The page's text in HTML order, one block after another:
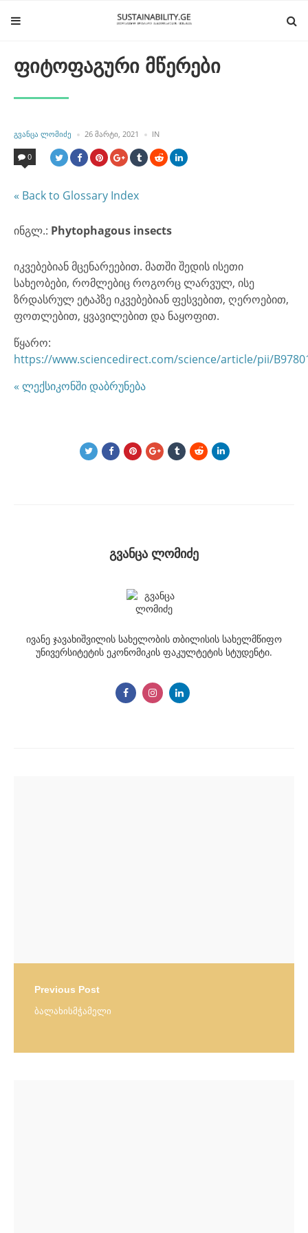
ფიტოფაგური მწერები
POSTED
BY
ᲒᲕᲐᲜᲪᲐ ᲚᲝᲛᲘᲫᲔ 26 ᲛᲐᲠᲢᲘ, 2021 INPOSTED
IN
0
« Back to Glossary Index
ინგლ.: Phytophagous insects
იკვებებიან მცენარეებით. მათში შედის ისეთი
სახეობები, რომლებიც როგორც ლარვულ, ისე
ზრდასრულ ეტაპზე იკვებებიან ფესვებით, ღეროებით,
ფოთლებით, ყვავილებით და ნაყოფით.
წყარო:
https://www.sciencedirect.com/science/article/pii/
« ლექსიკონში დაბრუნება
გვანცა ლომიძე
ივანე ჯავახიშვილის სახელობის თბილისის სახელმწიფო
უნივერსიტეტის ეკონომიკის ფაკულტეტის სტუდენტი.
Previous Post
ბალახისმჭამელი